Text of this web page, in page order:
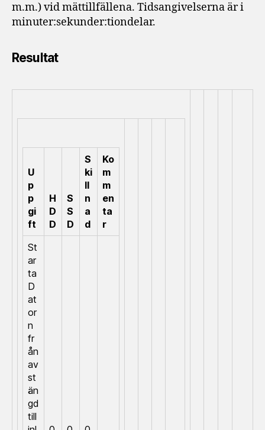
m.m.) vid mättillfällena. Tidsangivelserna är i
minuter:sekunder:tiondelar.
Resultat
U
p
p
gi
ft
H
D
D
S
S
D
S
ki
ll
n
a
d
Ko
m
m
en
ta
r
St
ar
ta
D
at
or
n
fr
ån
av
st
än
gd
till